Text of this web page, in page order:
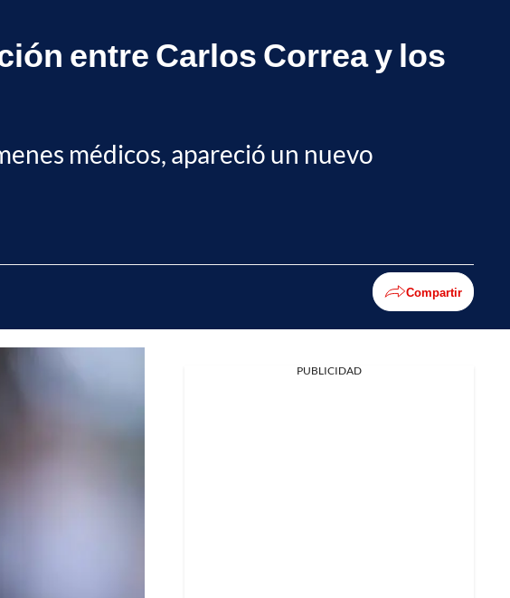
entre Carlos Correa y los
médicos, apareció un nuevo
Compartir
PUBLICIDAD